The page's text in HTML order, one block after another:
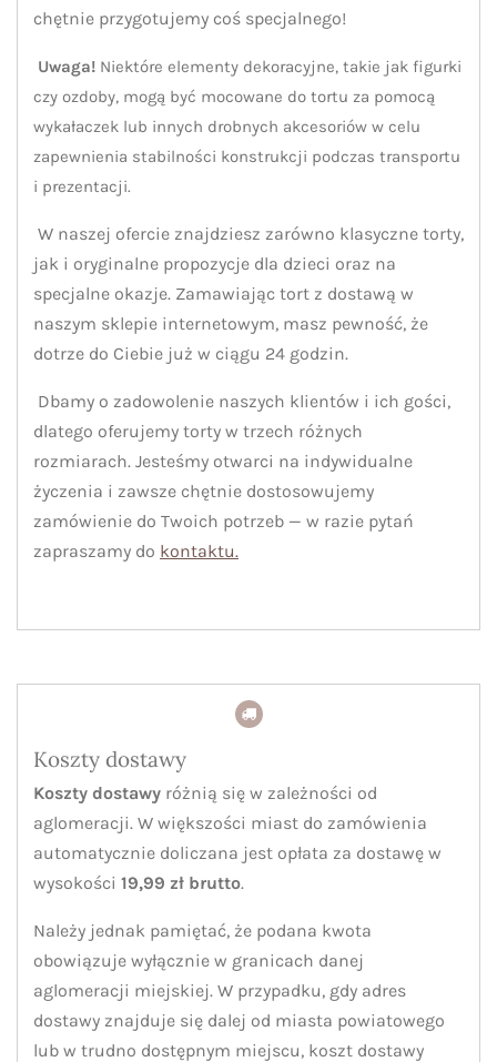
chętnie przygotujemy coś specjalnego!
Uwaga! Niektóre elementy dekoracyjne, takie jak figurki
czy ozdoby, mogą być mocowane do tortu za pomocą
wykałaczek lub innych drobnych akcesoriów w celu
zapewnienia stabilności konstrukcji podczas transportu
i prezentacji.
W naszej ofercie znajdziesz zarówno klasyczne torty,
jak i oryginalne propozycje dla dzieci oraz na
specjalne okazje. Zamawiając tort z dostawą w
naszym sklepie internetowym, masz pewność, że
dotrze do Ciebie już w ciągu 24 godzin.
Dbamy o zadowolenie naszych klientów i ich gości,
dlatego oferujemy torty w trzech różnych
rozmiarach. Jesteśmy otwarci na indywidualne
życzenia i zawsze chętnie dostosowujemy
zamówienie do Twoich potrzeb — w razie pytań
zapraszamy do kontaktu.
Koszty dostawy
Koszty dostawy różnią się w zależności od
aglomeracji. W większości miast do zamówienia
automatycznie doliczana jest opłata za dostawę w
wysokości 19,99 zł brutto.
Należy jednak pamiętać, że podana kwota
obowiązuje wyłącznie w granicach danej
aglomeracji miejskiej. W przypadku, gdy adres
dostawy znajduje się dalej od miasta powiatowego
lub w trudno dostępnym miejscu, koszt dostawy